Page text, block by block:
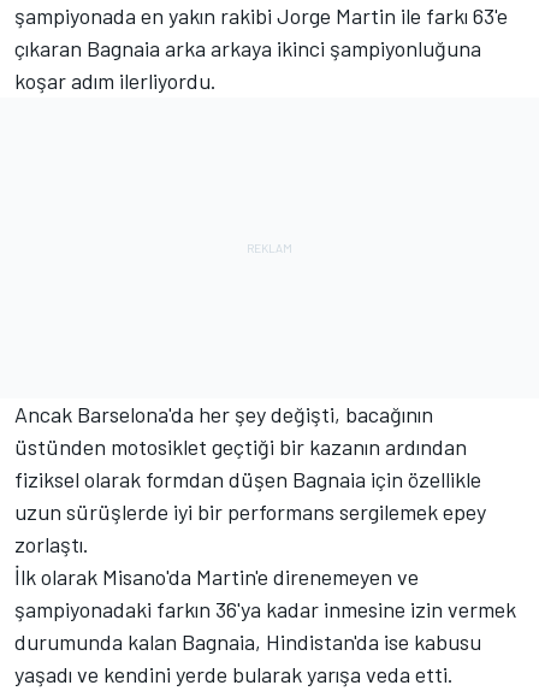
şampiyonada en yakın rakibi Jorge Martin ile farkı 63'e
çıkaran Bagnaia arka arkaya ikinci şampiyonluğuna
koşar adım ilerliyordu.
Ancak Barselona'da her şey değişti, bacağının
üstünden motosiklet geçtiği bir kazanın ardından
fiziksel olarak formdan düşen Bagnaia için özellikle
uzun sürüşlerde iyi bir performans sergilemek epey
zorlaştı.
İlk olarak Misano'da Martin'e direnemeyen ve
şampiyonadaki farkın 36'ya kadar inmesine izin vermek
durumunda kalan Bagnaia, Hindistan'da ise kabusu
yaşadı ve kendini yerde bularak yarışa veda etti.